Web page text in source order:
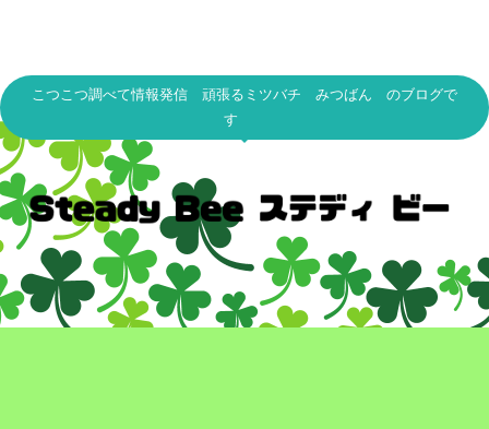
こつこつ調べて情報発信 頑張るミツバチ みつばん のブログで
す